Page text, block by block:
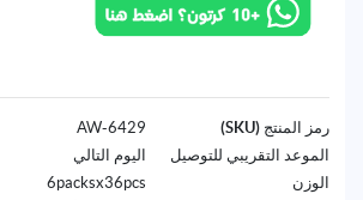
رمز المنتج (SKU)
6429-AW
الموعد التقريبي للتوصيل
اليوم التالي
الوزن
6packsx36pcs